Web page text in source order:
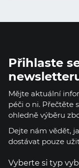
Přihlaste
Mějte aktuální
péči o ni. Přečtěte
ohledně výběru
Dejte nám vědět,
dostávat pouze
Vyberte si typ